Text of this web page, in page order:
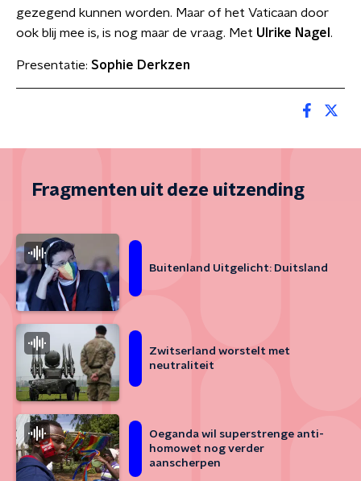
gezegend kunnen worden. Maar of het Vaticaan door
ook blij mee is, is nog maar de vraag. Met Ulrike Nagel .
Presentatie: Sophie Derkzen
Fragmenten uit deze uitzending
Buitenland Uitgelicht: Duitsland
Zwitserland worstelt met
neutraliteit
Oeganda wil superstrenge anti-
homowet nog verder
aanscherpen